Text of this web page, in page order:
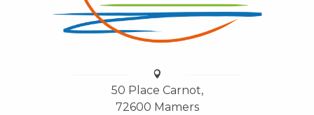
50 Place Carnot,
72600 Mamers